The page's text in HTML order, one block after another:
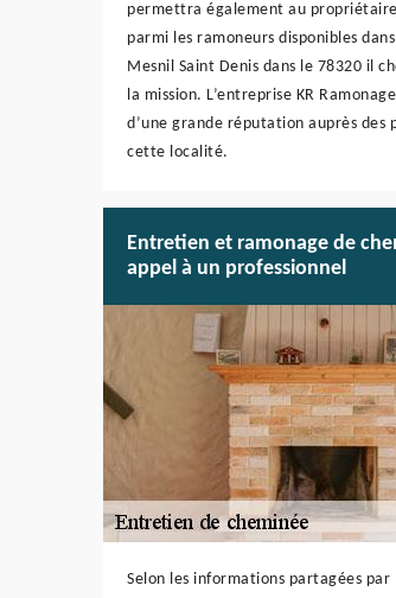
permettra également au
parmi les ramoneurs disponibles
Mesnil Saint Denis dans le 78320 il
la mission. L’entreprise KR
d’une grande réputation auprès des
cette localité.
Entretien et ramonage de
appel à un professionnel
Selon les informations partagées par